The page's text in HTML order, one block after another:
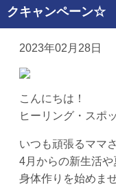
クキャンペーン☆
2023年02月28日
こんにちは！
ヒーリング・スポ
いつも頑張るママ
4月からの新生活や
身体作りを始めま